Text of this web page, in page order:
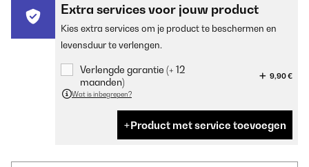
Extra services voor jouw product
Kies extra services om je product te beschermen en
levensduur te verlengen.
Verlengde garantie (+ 12
maanden)
9,90 €
Wat is inbegrepen?
Product met service toevoegen